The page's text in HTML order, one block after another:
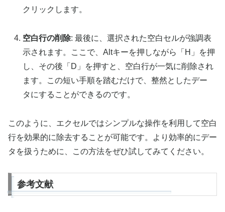
クリックします。
空白行の削除: 最後に、選択された空白セルが強調表
示されます。ここで、Altキーを押しながら「H」を押
し、その後「D」を押すと、空白行が一気に削除され
ます。この短い手順を踏むだけで、整然としたデー
タにすることができるのです。
このように、エクセルではシンプルな操作を利用して空白
行を効果的に除去することが可能です。より効率的にデー
タを扱うために、この方法をぜひ試してみてください。
参考文献